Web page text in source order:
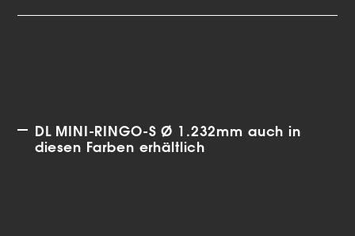
DL MINI-RINGO-S Ø 1.232mm auch in
diesen Farben erhältlich